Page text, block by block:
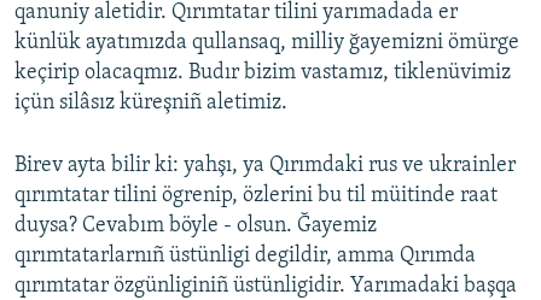
qanuniy aletidir. Qırımtatar tilini yarımadada er
künlük ayatımızda qullansaq, milliy ğayemizni ömürge
keçirip olacaqmız. Budır bizim vastamız, tiklenüvimiz
içün silâsız küreşniñ aletimiz.
Birev ayta bilir ki: yahşı, ya Qırımdaki rus ve ukrainler
qırımtatar tilini ögrenip, özlerini bu til müitinde raat
duysa? Cevabım böyle - olsun. Ğayemiz
qırımtatarlarnıñ üstünligi degildir, amma Qırımda
qırımtatar özgünliginiñ üstünligidir. Yarımadaki başqa